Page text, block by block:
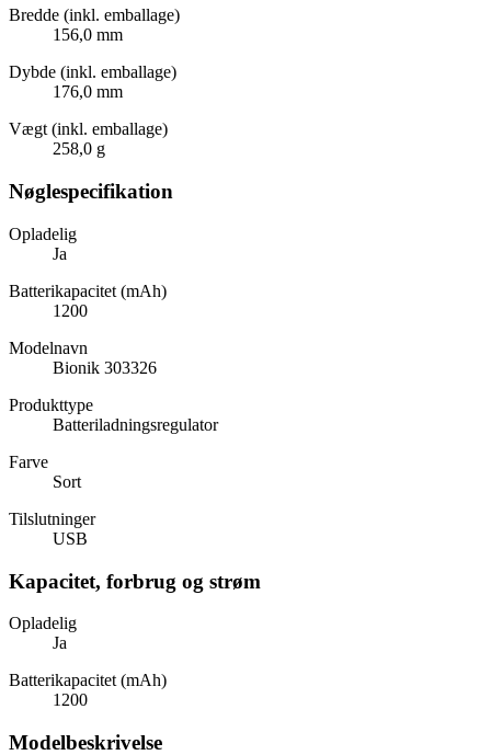
Bredde (inkl. emballage)
156,0 mm
Dybde (inkl. emballage)
176,0 mm
Vægt (inkl. emballage)
258,0 g
Nøglespecifikation
Opladelig
Ja
Batterikapacitet (mAh)
1200
Modelnavn
Bionik 303326
Produkttype
Batteriladningsregulator
Farve
Sort
Tilslutninger
USB
Kapacitet, forbrug og strøm
Opladelig
Ja
Batterikapacitet (mAh)
1200
Modelbeskrivelse